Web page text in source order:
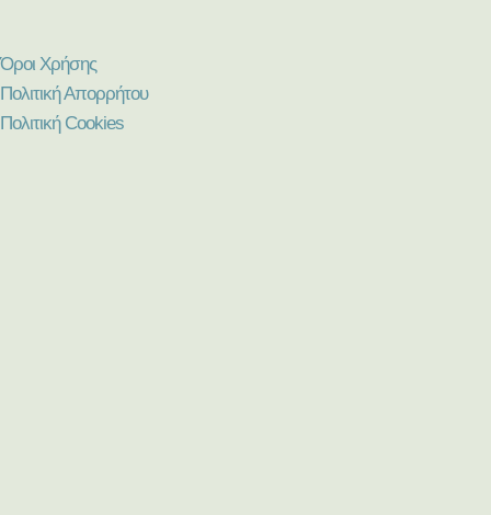
Όροι Χρήσης
Πολιτική Απορρήτου
Πολιτική Cookies